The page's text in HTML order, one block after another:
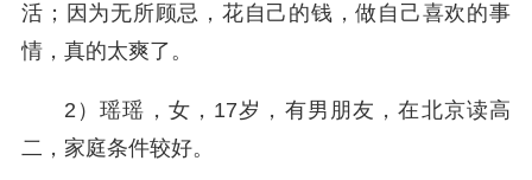
活；因为无所顾忌，花自己的钱，做自己喜欢的事
情，真的太爽了。
2）瑶瑶，女，17岁，有男朋友，在北京读高
二，家庭条件较好。